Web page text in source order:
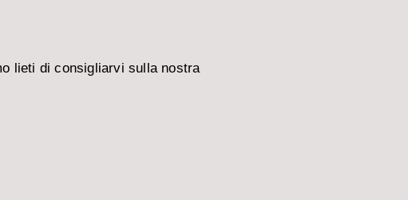
lieti di consigliarvi sulla nostra